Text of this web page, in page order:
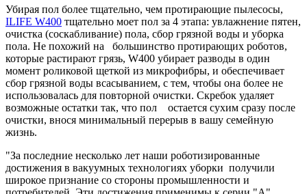
Убирая пол более тщательно, чем протирающие пылесосы,
ILIFE W400 тщательно моет пол за 4 этапа: увлажнение пятен,
очистка (соскабливание) пола, сбор грязной воды и уборка
пола. Не похожий на большинство протирающих роботов,
которые растирают грязь, W400 убирает разводы в один
момент роликовой щеткой из микрофибры, и обеспечивает
сбор грязной воды всасыванием, с тем, чтобы она более не
использовалась для повторной очистки. Скребок удаляет
возможные остатки так, что пол остается сухим сразу после
очистки, внося минимальный перерыв в вашу семейную
жизнь.
"За последние несколько лет наши роботизированные
достижения в вакуумных технологиях уборки получили
широкое признание со стороны промышленности и